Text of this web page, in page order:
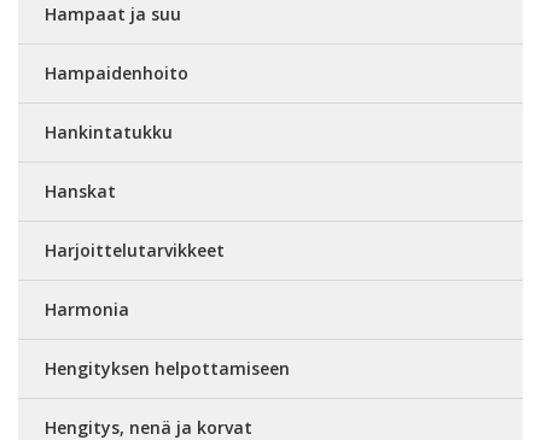
Hampaat ja suu
Hampaidenhoito
Hankintatukku
Hanskat
Harjoittelutarvikkeet
Harmonia
Hengityksen helpottamiseen
Hengitys, nenä ja korvat